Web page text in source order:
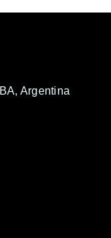
Argentina